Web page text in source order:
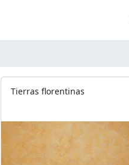
Tierras florentinas